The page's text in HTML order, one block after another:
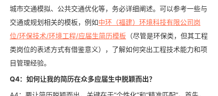
城市交通模拟、公共交通优化等，务必详细阐述。可以参考一些与
交通或规划相关的模板，例如中环（福建）环境科技有限公司岗
位/环保技术/环境工程/应届生简历模板 （尽管是环保类，但其工程
类岗位的表述方式有借鉴意义），了解如何突出工程技术能力和项
目管理经验。
Q4：如何让我的简历在众多应届生中脱颖而出？